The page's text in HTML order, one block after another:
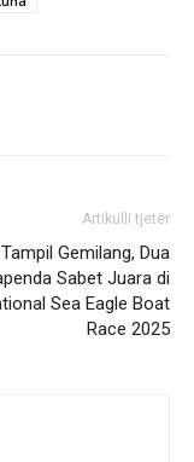
Artikulli tjetër
Gemilang, Dua
Sabet Juara di
Sea Eagle Boat
Race 2025